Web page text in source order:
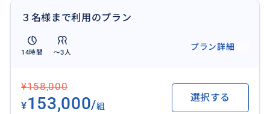
・バレー・オブ・ファイヤー州立公園
〇14時間チャーターでのご案内例
セドナとルート66
アンテロープキャニオンとホースシューベンド
３名様まで利用のプラン
14時間 〜3人
プラン詳細
¥158,000
¥153,000/組
選択する